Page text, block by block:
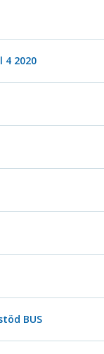
4 2020
BUS